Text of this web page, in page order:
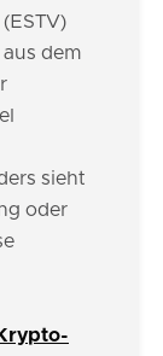
dem
sieht
oder